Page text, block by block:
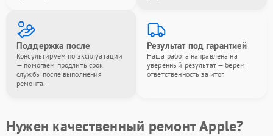
Поддержка после
Консультируем по эксплуатации
— помогаем продлить срок
службы после выполнения
ремонта.
Результат под гарантией
Наша работа направлена на
уверенный результат — берём
ответственность за итог.
Нужен качественный ремонт Apple?